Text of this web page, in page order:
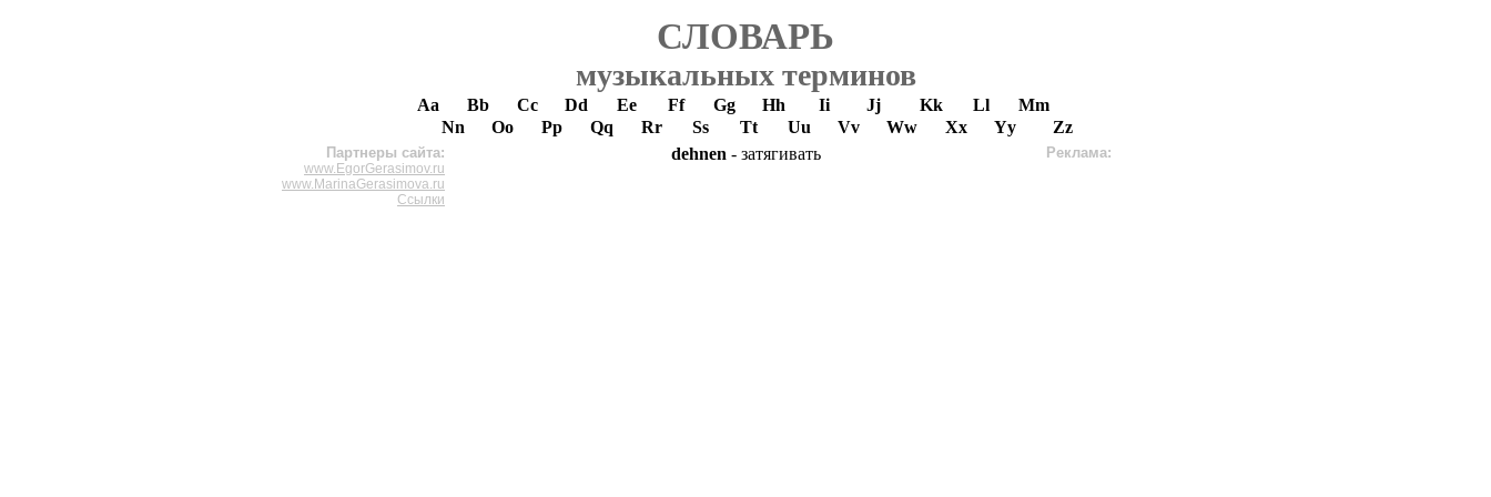
СЛОВАРЬ
музыкальных терминов
Aa Bb Cc Dd Ee Ff Gg Hh Ii Jj Kk Ll
Mm
Nn
Oo Pp Qq Rr Ss Tt Uu Vv Ww Xx Yy Zz
Партнеры сайта:
www.EgorGerasimov.ru
www.MarinaGerasimova.ru
Ссылки
dehnen - затягивать Реклама: